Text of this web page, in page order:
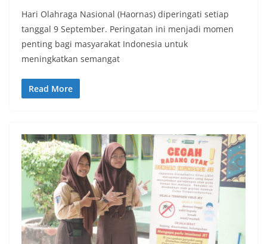
Hari Olahraga Nasional (Haornas) diperingati setiap
tanggal 9 September. Peringatan ini menjadi momen
penting bagi masyarakat Indonesia untuk
meningkatkan semangat
Read More